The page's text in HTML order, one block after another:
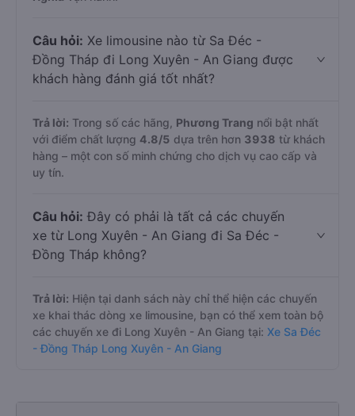
Câu hỏi: Xe limousine nào từ Sa Đéc -
Đồng Tháp đi Long Xuyên - An Giang được
khách hàng đánh giá tốt nhất?
Trả lời: Trong số các hãng, Phương Trang nổi bật nhất
với điểm chất lượng 4.8/5 dựa trên hơn 3938 từ khách
hàng – một con số minh chứng cho dịch vụ cao cấp và
uy tín.
Câu hỏi: Đây có phải là tất cả các chuyến
xe từ Long Xuyên - An Giang đi Sa Đéc -
Đồng Tháp không?
Trả lời: Hiện tại danh sách này chỉ thể hiện các chuyến
xe khai thác dòng xe limousine, bạn có thể xem toàn bộ
các chuyến xe đi Long Xuyên - An Giang tại: Xe Sa Đéc
- Đồng Tháp Long Xuyên - An Giang